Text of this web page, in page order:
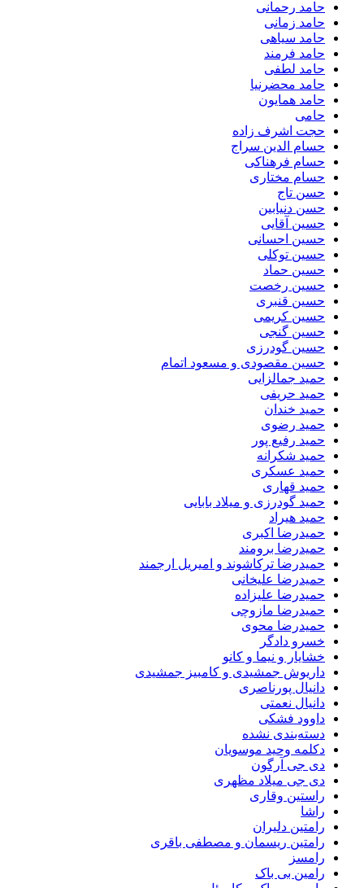
حامد رحمانی
حامد زمانی
حامد سیاهی
حامد فرمند
حامد لطفی
حامد محضرنیا
حامد همایون
حامی
حجت اشرف زاده
حسام الدین سراج
حسام فرهناکی
حسام مختاری
حسن تاج
حسن دنیابین
حسین آقایی
حسین احسانی
حسین توکلی
حسین حماد
حسین رخصت
حسین قنبری
حسین کریمی
حسین گنجی
حسین گودرزی
حسین مقصودی و مسعود اتمام
حمید جمالزایی
حمید حریفی
حمید خندان
حمید رضوی
حمید رفیع پور
حمید شکرانه
حمید عسکری
حمید قهاری
حمید گودرزی و میلاد بابایی
حمید هیراد
حمیدرضا اکبری
حمیدرضا برومند
حمیدرضا ترکاشوند و امیریل ارجمند
حمیدرضا علیخانی
حمیدرضا علیزاده
حمیدرضا مازوچی
حمیدرضا محوی
خسرو دادگر
خشایار و نیما و کانو
داریوش جمشیدی و کامبیز جمشیدی
دانیال پورناصری
دانیال نعمتی
داوود فشکی
دسته‌بندی نشده
دکلمه وحید موسویان
دی جی آرگون
دی جی میلاد مظهری
راستین وقاری
راشا
رامتین دلیران
رامتین ریسمان و مصطفی باقری
رامسز
رامین بی باک